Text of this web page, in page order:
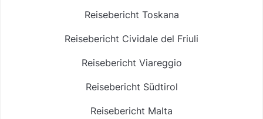
Reisebericht Toskana
Reisebericht Cividale del Friuli
Reisebericht Viareggio
Reisebericht Südtirol
Reisebericht Malta